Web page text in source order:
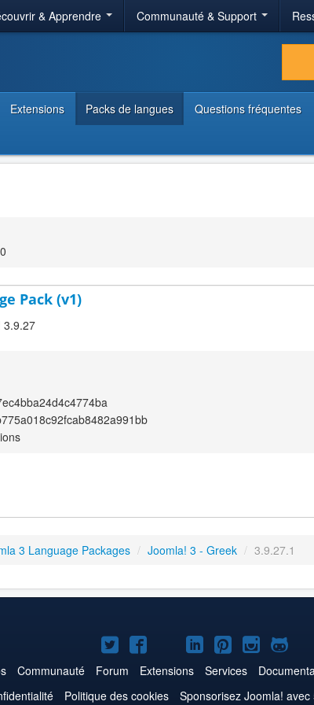
& Apprendre Communauté & Support
Extensions Packs de langues Questions fréquentes
Pack (v1)
3.9.27
3 Language Packages / Joomla! 3 - Greek / 3.9.27.1
Joomla!
sur
Twitter
Joomla!
sur
Facebook
Joomla!
sur
YouTube
Joomla!
sur
LinkedIn
Joomla!
sur
Pinterest
Joomla!
sursur
Communauté Forum Extensions Services
Politique des cookies Sponsorisez Joomla! avec